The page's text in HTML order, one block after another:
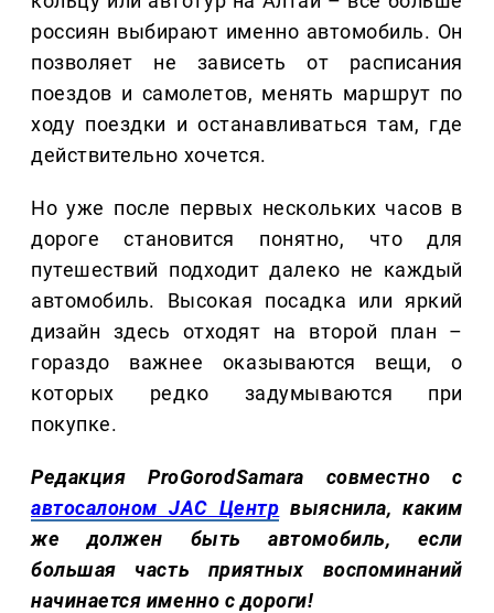
россиян выбирают именно автомобиль. Он
позволяет не зависеть от расписания
поездов и самолетов, менять маршрут по
ходу поездки и останавливаться там, где
действительно хочется.
Но уже после первых нескольких часов в
дороге становится понятно, что для
путешествий подходит далеко не каждый
автомобиль. Высокая посадка или яркий
дизайн здесь отходят на второй план –
гораздо важнее оказываются вещи, о
которых редко задумываются при
покупке.
Редакция ProGorodSamara совместно с
автосалоном JAC Центр выяснила, каким
же должен быть автомобиль, если
большая часть приятных воспоминаний
начинается именно с дороги!